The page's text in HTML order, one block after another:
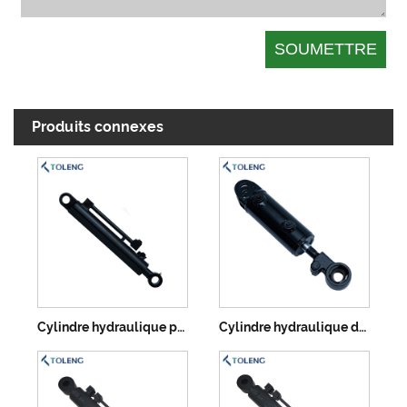
Produits connexes
Cylindre hydraulique pour camion à ordures Cylindre hydraulique de camion de balayeur de rue